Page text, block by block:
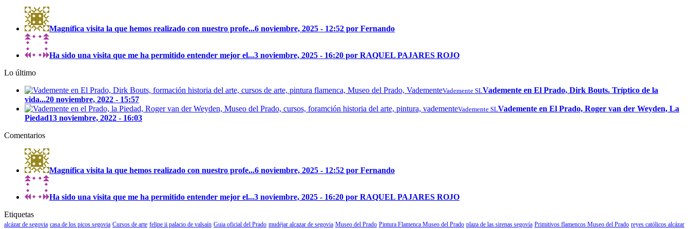
Magnífica visita la que hemos realizado con nuestro profe...6 noviembre, 2025 - 12:52 por Fernando
Ha sido una visita que me ha permitido entender mejor el...3 noviembre, 2025 - 16:20 por RAQUEL PAJARES ROJO
Lo último
Vademente SLVademente en El Prado, Dirk Bouts. Tríptico de la
vida...20 noviembre, 2022 - 15:57
Vademente SLVademente en El Prado, Roger van der Weyden, La
Piedad13 noviembre, 2022 - 16:03
Comentarios
Magnífica visita la que hemos realizado con nuestro profe...6 noviembre, 2025 - 12:52 por Fernando
Ha sido una visita que me ha permitido entender mejor el...3 noviembre, 2025 - 16:20 por RAQUEL PAJARES ROJO
Etiquetas
alcázar de segovia casa de los picos segovia Cursos de arte felipe ii palacio de valsaín Guia oficial del Prado mudéjar alcazar de segovia Museo del Prado Pintura Flamenca Museo del Prado plaza de las sirenas segovía Primitivos flamencos Museo del Prado reyes católicos alcázar